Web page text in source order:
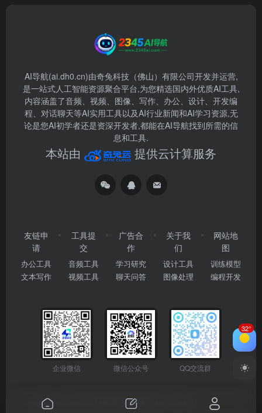
AI导航(ai.dh0.cn)由奇兔科技（佛山）有限公司开发并运营,
是一站式人工智能资源聚合平台,为您精选国内外优质AI工具,
内容涵盖了音频、视频、图像、写作、办公、设计、开发编
程、对话聊天等AI实用工具以及AI行业新闻和AI学习资源,无
论是您AI初学者还是资深开发者,都能在AI导航找到所需的信
息和工具.
本站由 提供云计算服务
友链申
请
办公工具
文本写作
工具提
交
音频工具
视频工具
广告合
作
学习研究
聊天问答
关于我
们
设计工具
图像处理
网站地
图
训练模型
编程开发
企业微信 微信公众号 QQ交流群
Copyright © 2026 粤ICP备2024177666号
32°